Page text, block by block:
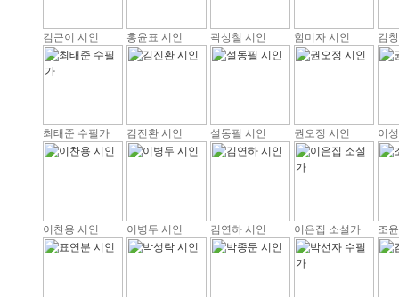
김근이 시인 홍윤표 시인 곽상철 시인 함미자 시인 김
최태준 수필가 김진환 시인 설동필 시인 권오정 시인 이
이찬용 시인 이병두 시인 김연하 시인 이은집 소설가 조